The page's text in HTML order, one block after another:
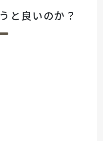
と良いのか？